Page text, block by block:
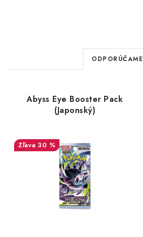
R
a
d
e
i
e
p
r
ODPORÚČAME
Abyss Eye Booster Pack
(Japonský)
30 %